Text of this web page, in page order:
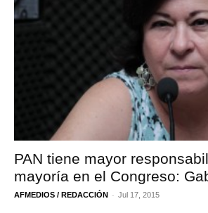
PAN tiene mayor
mayoría en el Congreso:
AFMEDIOS / REDACCIÓN - Jul 17, 2015